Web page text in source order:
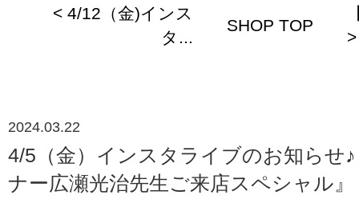
< 4/12（金)インス
タ...
SHOP TOP
>
2024.03.22
4/5（金）インスタライブのお知らせ
ナー広瀬光治先生ご来店スペシャル』